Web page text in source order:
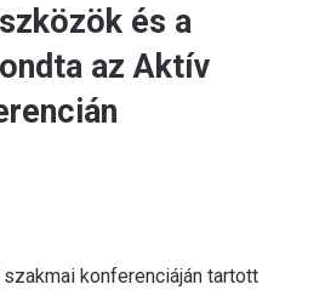
és a
az Aktív
konferenciáján tartott